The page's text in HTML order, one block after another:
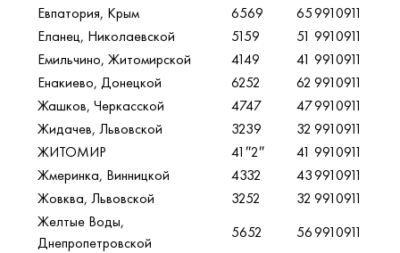
Евпатория, Крым
6569 659910911
Еланец, Николаевской
5159 51 9910911
Емильчино, Житомирской
4149 41 9910911
Енакиево, Донецкой
6252 62 9910911
Жашков, Черкасской
4747 479910911
Жидачев, Львовской
3239 32 9910911
ЖИТОМИР
41″2″ 41 9910911
Жмеринка, Винницкой
4332 439910911
Жовква, Львовской
3252 32 9910911
Желтые Воды,
Днепропетровской
5652 569910911